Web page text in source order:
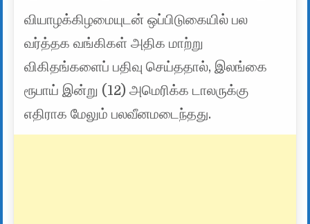
வியாழக்கிழமையுடன் ஒப்பிடுகையில் பல
வர்த்தக வங்கிகள் அதிக மாற்று
விகிதங்களைப் பதிவு செய்ததால், இலங்கை
ரூபாய் இன்று (12) அமெரிக்க டாலருக்கு
எதிராக மேலும் பலவீனமடைந்தது.